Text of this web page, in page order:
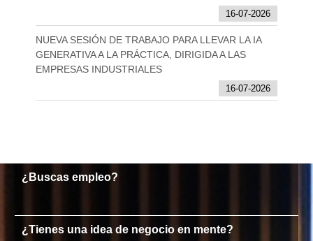
16-07-2026
NUEVA SESIÓN DE TRABAJO PARA LLEVAR LA IA
GENERATIVA A LA PRÁCTICA, DIRIGIDA A LAS
EMPRESAS INDUSTRIALES
16-07-2026
¿Buscas empleo?
¿Tienes una idea de negocio en mente?